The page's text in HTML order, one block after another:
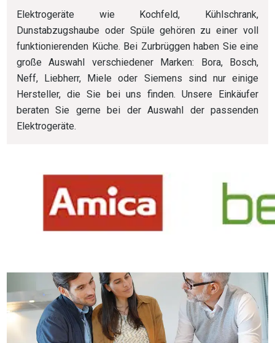
Elektrogeräte wie Kochfeld, Kühlschrank,
Dunstabzugshaube oder Spüle gehören zu einer voll
funktionierenden Küche. Bei Zurbrüggen haben Sie eine
große Auswahl verschiedener Marken: Bora, Bosch,
Neff, Liebherr, Miele oder Siemens sind nur einige
Hersteller, die Sie bei uns finden. Unsere Einkäufer
beraten Sie gerne bei der Auswahl der passenden
Elektrogeräte.